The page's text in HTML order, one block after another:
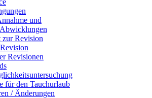
und
Revision
Revisionen
für den Tauchurlaub
/ Änderungen